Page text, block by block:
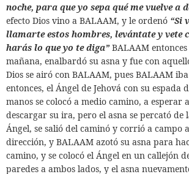
noche, para que yo sepa qué me vuelve a
efecto Dios vino a BALAAM, y le ordenó “Si
llamarte estos hombres, levántate y vete
harás lo que yo te diga”BALAAM
mañana, enalbardó su asna y fue con
Dios se airó con BALAAM, pues BALAAM
entonces, el Ángel de Jehová con su espada
manos se colocó a medio camino, a esperar
descargar su ira, pero el asna se percató de
Ángel, se salió del caminó y corrió a campo
dirección, y BALAAM azotó su asna para
camino, y se colocó el Ángel en un callejón
paredes a ambos lados, y el asna